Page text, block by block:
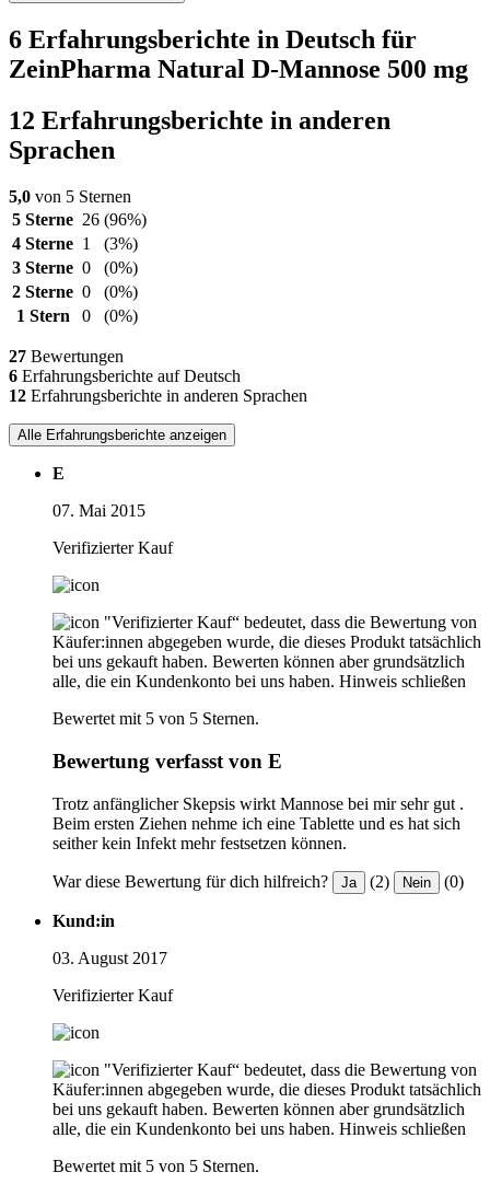
6 Erfahrungsberichte in Deutsch für
ZeinPharma Natural D-Mannose 500 mg
12 Erfahrungsberichte in anderen
Sprachen
5,0 von 5 Sternen
5 Sterne 26 (96%)
4 Sterne 1
(3%)
3 Sterne 0
(0%)
2 Sterne 0
(0%)
1 Stern
0 (0%)
27 Bewertungen
6 Erfahrungsberichte auf Deutsch
12 Erfahrungsberichte in anderen Sprachen
Alle Erfahrungsberichte anzeigen
E
07. Mai 2015
Verifizierter Kauf
"Verifizierter Kauf“ bedeutet, dass die Bewertung von
Käufer:innen abgegeben wurde, die dieses Produkt tatsächlich
bei uns gekauft haben. Bewerten können aber grundsätzlich
alle, die ein Kundenkonto bei uns haben. Hinweis schließen
Bewertet mit 5 von 5 Sternen.
Bewertung verfasst von E
Trotz anfänglicher Skepsis wirkt Mannose bei mir sehr gut .
Beim ersten Ziehen nehme ich eine Tablette und es hat sich
seither kein Infekt mehr festsetzen können.
War diese Bewertung für dich hilfreich? Ja (2) Nein (0)
Kund:in
03. August 2017
Verifizierter Kauf
"Verifizierter Kauf“ bedeutet, dass die Bewertung von
Käufer:innen abgegeben wurde, die dieses Produkt tatsächlich
bei uns gekauft haben. Bewerten können aber grundsätzlich
alle, die ein Kundenkonto bei uns haben. Hinweis schließen
Bewertet mit 5 von 5 Sternen.